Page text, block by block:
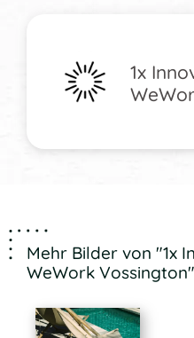
1x
Mehr Bilder von "1x
WeWork Vossington"